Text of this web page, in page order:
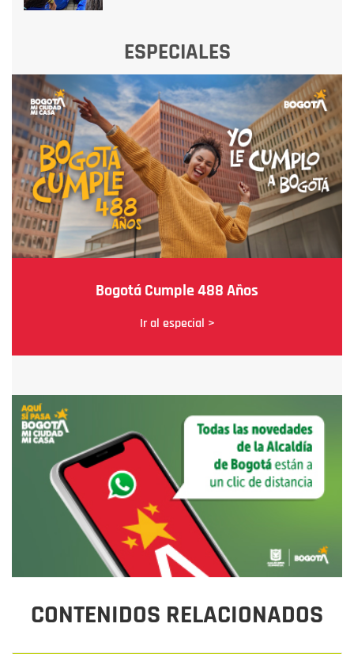
ESPECIALES
Bogotá Cumple 488 Años
Ir al especial >
CONTENIDOS RELACIONADOS